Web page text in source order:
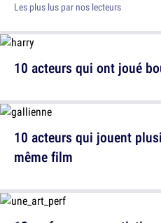
Les plus lus par nos lecteurs
10 acteurs qui ont joué
10 acteurs qui jouent
même film